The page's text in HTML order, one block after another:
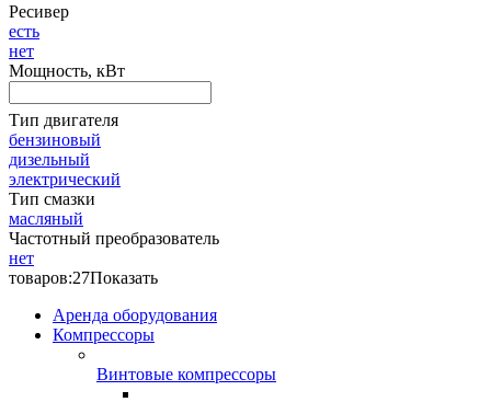
Ресивер
есть
нет
Мощность, кВт
Тип двигателя
бензиновый
дизельный
электрический
Тип смазки
масляный
Частотный преобразователь
нет
товаров:27Показать
Аренда оборудования
Компрессоры
Винтовые компрессоры